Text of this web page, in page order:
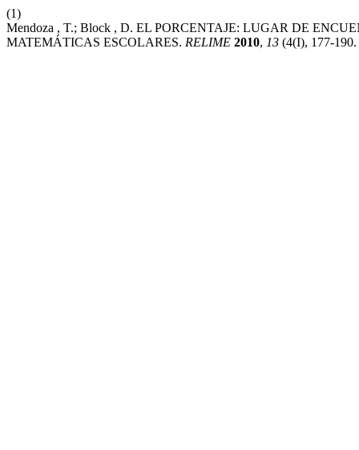
(1)
Mendoza , T.; Block , D. EL PORCENTAJE: LUGAR DE
MATEMÁTICAS ESCOLARES. RELIME 2010, 13 (4(I), 177-190.